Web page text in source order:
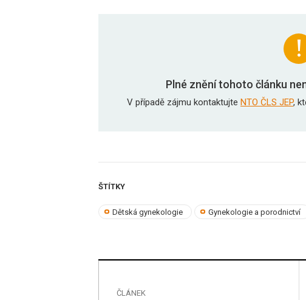
Plné znění tohoto článku
V případě zájmu kontaktujte NTO ČLS JEP,
ŠTÍTKY
Dětská gynekologie Gynekologie a porodnictví
ČLÁNEK